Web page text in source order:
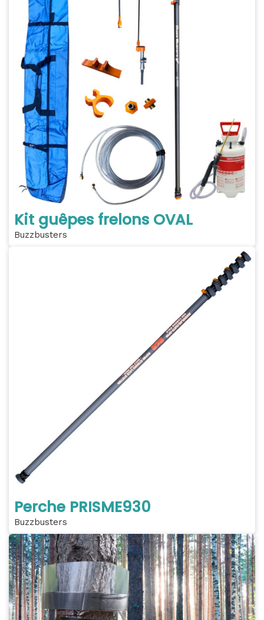
Kit guêpes frelons OVAL
Buzzbusters
Perche PRISME930
Buzzbusters